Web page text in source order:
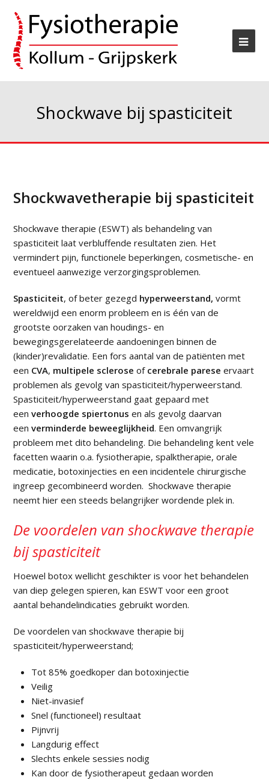
Shockwave bij spasticiteit
Shockwavetherapie bij spasticiteit
Shockwave therapie (ESWT) als behandeling van
spasticiteit laat verbluffende resultaten zien. Het
vermindert pijn, functionele beperkingen, cosmetische- en
eventueel aanwezige verzorgingsproblemen.
Spasticiteit, of beter gezegd hyperweerstand, vormt
wereldwijd een enorm probleem en is één van de
grootste oorzaken van houdings- en
bewegingsgerelateerde aandoeningen binnen de
(kinder)revalidatie. Een fors aantal van de patiënten met
een CVA, multipele sclerose of cerebrale parese ervaart
problemen als gevolg van spasticiteit/hyperweerstand.
Spasticiteit/hyperweerstand gaat gepaard met
eenverhoogde spiertonus en als gevolg daarvan
eenverminderde beweeglijkheid. Een omvangrijk
probleem met dito behandeling. Die behandeling kent vele
facetten waarin o.a. fysiotherapie, spalktherapie, orale
medicatie, botoxinjecties en een incidentele chirurgische
ingreep gecombineerd worden. Shockwave therapie
neemt hier een steeds belangrijker wordende plek in.
De voordelen van shockwave therapie
bij spasticiteit
Hoewel botox wellicht geschikter is voor het behandelen
van diep gelegen spieren, kan ESWT voor een groot
aantal behandelindicaties gebruikt worden.
De voordelen van shockwave therapie bij
spasticiteit/hyperweerstand;
Tot 85% goedkoper dan botoxinjectie
Veilig
Niet-invasief
Snel (functioneel) resultaat
Pijnvrij
Langdurig effect
Slechts enkele sessies nodig
Kan door de fysiotherapeut gedaan worden